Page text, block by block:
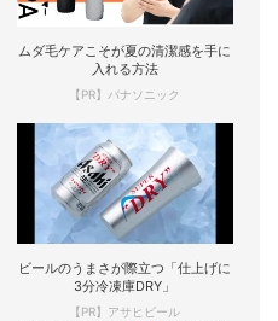
ムダ毛ケアこそが夏の清潔感を手に
入れる方法
【PR】パナソニック
ビールのうまさが際立つ「仕上げに
3分冷凍庫DRY」
【PR】アサヒビール